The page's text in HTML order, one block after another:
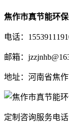
焦作市真节能环
电话：
邮箱：
地址：河南省焦
定制咨询服务电话